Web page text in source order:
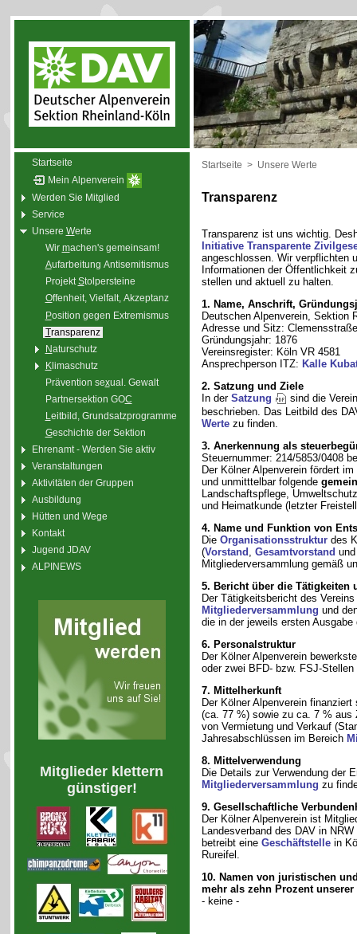
Startseite
Mein Alpenverein
Werden Sie Mitglied
Service
Unsere Werte
Wir machen's gemeinsam!
Aufarbeitung Antisemitismus
ProjektStolpersteine
Offenheit, Vielfalt, Akzeptanz
Position gegen Extremismus
Transparenz
Naturschutz
Klimaschutz
Prävention sexual. Gewalt
Partnersektion GOC
Leitbild, Grundsatzprogramme
Geschichte der Sektion
Ehrenamt - Werden Sie aktiv
Veranstaltungen
Aktivitäten der Gruppen
Ausbildung
Hütten und Wege
Kontakt
Jugend JDAV
ALPINEWS
Mitglieder klettern
günstiger!
Startseite > Unsere Werte
Transparenz
Transparenz ist uns wichtig.
Initiative Transparente
angeschlossen. Wir verpflichten
Informationen der Öffentlichkeit
stellen und aktuell zu halten.
1. Name, Anschrift,
Deutschen Alpenverein, Sektion
Adresse und Sitz:
Gründungsjahr: 1876
Vereinsregister: Köln VR 4581
Ansprechperson ITZ: Kalle
2. Satzung und Ziele
In der Satzung
sind die
beschrieben. Das Leitbild des
Wertezu finden.
3. Anerkennung als
Steuernummer: 214/5853/0408
Der Kölner Alpenverein fördert
und unmitttelbar folgende
Landschaftspflege,
und Heimatkunde (letzter
4. Name und Funktion von
Die Organisationsstrukturdes
(Vorstand , Gesamtvorstand
Mitgliederversammlung gemäß
5. Bericht über die Tätigkeiten
Der Tätigkeitsbericht des
Mitgliederversammlung und
die in der jeweils ersten
6. Personalstruktur
Der Kölner Alpenverein
oder zwei BFD- bzw. FSJ-
7. Mittelherkunft
Der Kölner Alpenverein
(ca. 77 %) sowie zu ca. 7 % aus
von Vermietung und Verkauf
Jahresabschlüssen im Bereich
8. Mittelverwendung
Die Details zur Verwendung der
Mitgliederversammlung zu
9. Gesellschaftliche
Der Kölner Alpenverein ist
Landesverband des DAV in
betreibt eine Geschäftstellein
Rureifel.
10. Namen von juristischen
mehr als zehn Prozent
- keine -